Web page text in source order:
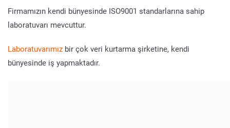
Firmamızın kendi bünyesinde ISO9001 standarlarına sahip
laboratuvarı mevcuttur.
Laboratuvarımız bir çok veri kurtarma şirketine, kendi
bünyesinde iş yapmaktadır.